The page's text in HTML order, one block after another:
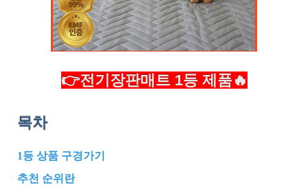
👉전기장판매트 1등 제품🔥
목차
1등 상품 구경가기
추천 순위란